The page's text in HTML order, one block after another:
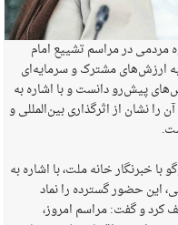
در مراسم تشییع امام
به ارزش‌های مشترک و سرمایه‌ای
پیش‌رو دانست و با اشاره به
نشان از اثرگذاری بین‌المللی و
خبرنگار خانه ملت، با اشاره به
این حضور گسترده را نماد
و گفت: مراسم امروز،